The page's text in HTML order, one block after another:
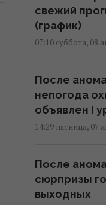
свежий
(график)
07:10 суббота, 08
После
непогода
объявлен I
14:29 пятница, 07
После
сюрпризы
выходных